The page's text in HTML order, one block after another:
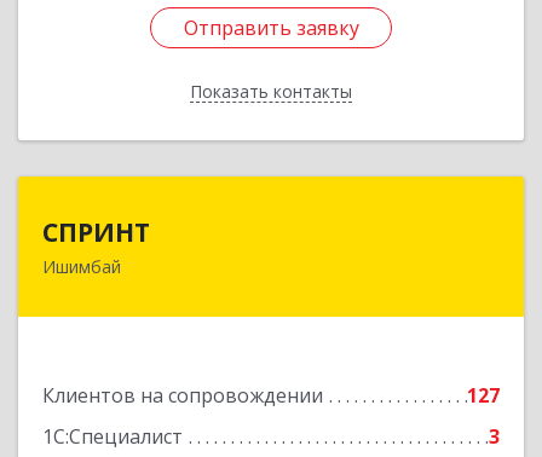
Отправить заявку
Показать контакты
Отправить заявку
Назад
СПРИНТ
Ишимбай
Клиентов на сопровождении
127
1С:Специалист
3
453201, Башкортостан Респ, Ишимбайский р-н,